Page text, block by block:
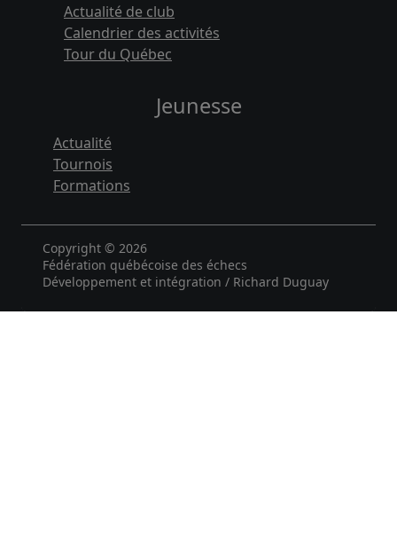
Actualité de club
Calendrier des activités
Tour du Québec
Jeunesse
Actualité
Tournois
Formations
Copyright © 2026
Fédération québécoise des échecs
Développement et intégration / Richard Duguay